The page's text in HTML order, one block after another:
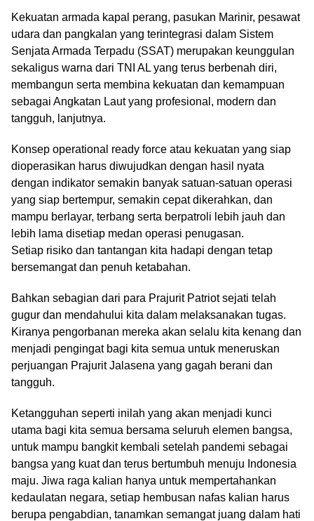
Kekuatan armada kapal perang, pasukan Marinir, pesawat
udara dan pangkalan yang terintegrasi dalam Sistem
Senjata Armada Terpadu (SSAT) merupakan keunggulan
sekaligus warna dari TNI AL yang terus berbenah diri,
membangun serta membina kekuatan dan kemampuan
sebagai Angkatan Laut yang profesional, modern dan
tangguh, lanjutnya.
Konsep operational ready force atau kekuatan yang siap
dioperasikan harus diwujudkan dengan hasil nyata
dengan indikator semakin banyak satuan-satuan operasi
yang siap bertempur, semakin cepat dikerahkan, dan
mampu berlayar, terbang serta berpatroli lebih jauh dan
lebih lama disetiap medan operasi penugasan.
Setiap risiko dan tantangan kita hadapi dengan tetap
bersemangat dan penuh ketabahan.
Bahkan sebagian dari para Prajurit Patriot sejati telah
gugur dan mendahului kita dalam melaksanakan tugas.
Kiranya pengorbanan mereka akan selalu kita kenang dan
menjadi pengingat bagi kita semua untuk meneruskan
perjuangan Prajurit Jalasena yang gagah berani dan
tangguh.
Ketangguhan seperti inilah yang akan menjadi kunci
utama bagi kita semua bersama seluruh elemen bangsa,
untuk mampu bangkit kembali setelah pandemi sebagai
bangsa yang kuat dan terus bertumbuh menuju Indonesia
maju. Jiwa raga kalian hanya untuk mempertahankan
kedaulatan negara, setiap hembusan nafas kalian harus
berupa pengabdian, tanamkan semangat juang dalam hati